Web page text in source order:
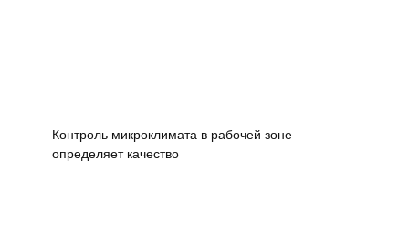
Контроль микроклимата в рабочей зоне
определяет качество